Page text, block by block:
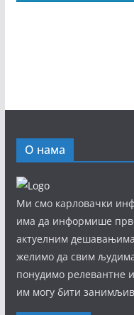
О нама
Ми смо карловачки
има да информише
актуелним
желимо да свим
понудимо релевантне
им могу бити